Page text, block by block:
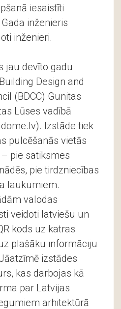
iesaistīti
inženieris
inženieri.
jau devīto gadu
Design and
(BDCC) Gunitas
Lūses vadībā
Izstāde tiek
pulcēšanās vietās
pie satiksmes
pie tirdzniecības
laukumiem.
valodas
veidoti latviešu un
kods uz katras
plašāku informāciju
izstādes
kas darbojas kā
par Latvijas
arhitektūrā